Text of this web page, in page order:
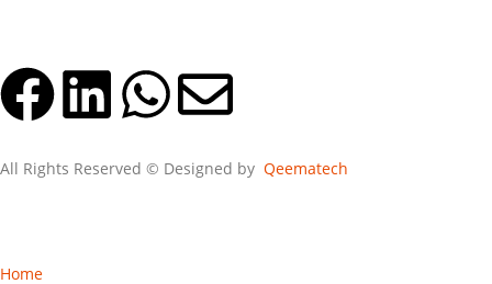
All Rights Reserved © Designed by Qeematech
Home